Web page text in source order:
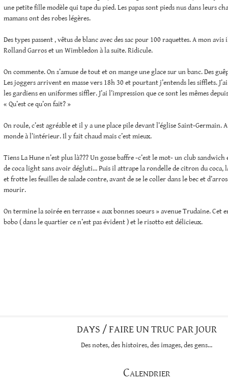
une petite fille modèle qui tape du pied. Les papas sont pieds nus dans leurs
mamans ont des robes légères.
Des types passent , vêtus de blanc avec des sac pour 100 raquettes. A mon
Rolland Garros et un Wimbledon à la suite. Ridicule.
On commente. On s’amuse de tout et on mange une glace sur un banc. Des
Les joggers arrivent en masse vers 18h 30 et pourtant j’entends les sifflets.
les gardiens en uniformes siffler. J’ai l’impression que ce sont les mêmes
« Qu’est ce qu’on fait? »
On roule, c’est agréable et il y a une place pile devant l’église Saint-Germain.
monde à l’intérieur. Il y fait chaud mais c’est mieux.
Tiens La Hune n’est plus là??? Un gosse baffre -c’est le mot- un club
de coca light sans avoir dégluti… Puis il attrape la rondelle de citron du coca,
et frotte les feuilles de salade contre, avant de se le coller dans le bec et
mourir.
On termine la soirée en terrasse « aux bonnes soeurs » avenue Trudaine. Cet
bobo ( dans le quartier ce n’est pas évident ) et le risotto est délicieux.
DAYS / FAIRE UN TRUC PAR JOUR
Des notes, des histoires, des images, des gens…
Calendrier